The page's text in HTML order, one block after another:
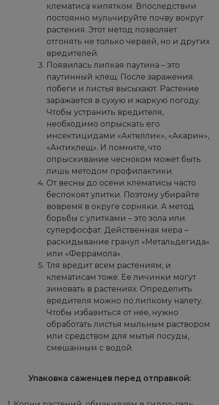
клематиса кипятком. Впоследствии
постоянно мульчируйте почву вокруг
растения. Этот метод позволяет
отгонять не только червей, но и других
вредителей.
Появилась липкая паутина – это
паутинный клещ. После заражения
побеги и листья высыхают. Растение
заражается в сухую и жаркую погоду.
Чтобы устранить вредителя,
необходимо опрыскать его
инсектицидами «Актеллик», «Акарин»,
«Антиклещ». И помните, что
опрыскивание чесноком может быть
лишь методом профилактики.
От весны до осени клематисы часто
беспокоят улитки. Поэтому убирайте
вовремя в округе сорняки. А метод
борьбы с улитками – это зола или
суперфосфат. Действенная мера –
раскидывание гранул «Метальдегида»
или «Феррамола».
Тля вредит всем растениям, и
клематисам тоже. Ее личинки могут
зимовать в растениях. Определить
вредителя можно по липкому налету.
Чтобы избавиться от нее, нужно
обработать листья мыльным раствором
или средством для мытья посуды,
смешанным с водой.
Упаковка саженцев перед отправкой: